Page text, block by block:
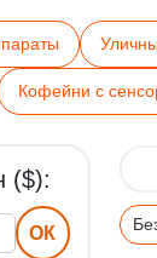
Кофейни с
($):
ОК